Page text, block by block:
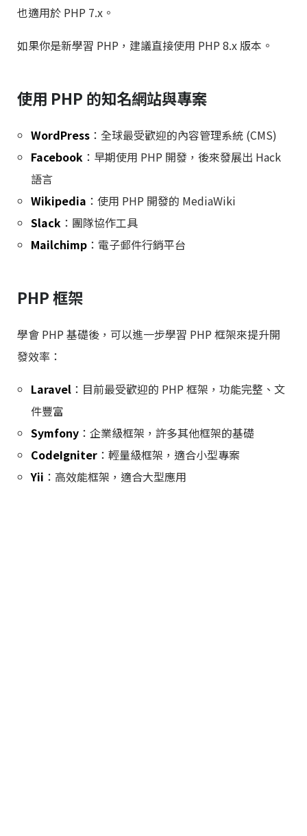
也適用於 PHP 7.x。
如果你是新學習 PHP，建議直接使用 PHP 8.x 版本。
使用 PHP 的知名網站與專案
WordPress ：全球最受歡迎的內容管理系統 (CMS)
Facebook ：早期使用 PHP 開發，後來發展出 Hack
語言
Wikipedia ：使用 PHP 開發的 MediaWiki
Slack ：團隊協作工具
Mailchimp ：電子郵件行銷平台
PHP 框架
學會 PHP 基礎後，可以進一步學習 PHP 框架來提升開
發效率：
Laravel ：目前最受歡迎的 PHP 框架，功能完整、文
件豐富
Symfony ：企業級框架，許多其他框架的基礎
CodeIgniter ：輕量級框架，適合小型專案
Yii ：高效能框架，適合大型應用